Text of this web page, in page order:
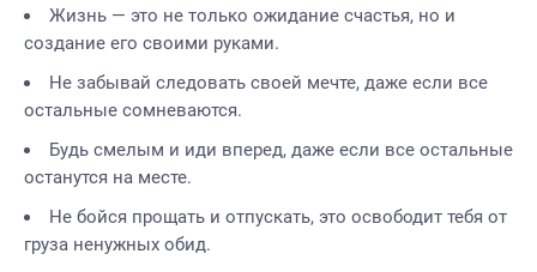
Жизнь — это не только ожидание счастья, но и
создание его своими руками.
Не забывай следовать своей мечте, даже если все
остальные сомневаются.
Будь смелым и иди вперед, даже если все остальные
останутся на месте.
Не бойся прощать и отпускать, это освободит тебя от
груза ненужных обид.